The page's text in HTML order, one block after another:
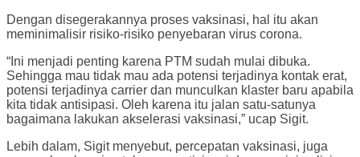
Dengan disegerakannya proses vaksinasi, hal itu akan
meminimalisir risiko-risiko penyebaran virus corona.
“Ini menjadi penting karena PTM sudah mulai dibuka.
Sehingga mau tidak mau ada potensi terjadinya kontak erat,
potensi terjadinya carrier dan munculkan klaster baru apabila
kita tidak antisipasi. Oleh karena itu jalan satu-satunya
bagaimana lakukan akselerasi vaksinasi,” ucap Sigit.
Lebih dalam, Sigit menyebut, percepatan vaksinasi, juga